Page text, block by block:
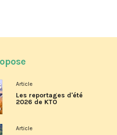
Article
Les reportages d'été
2026 de KTO
Article